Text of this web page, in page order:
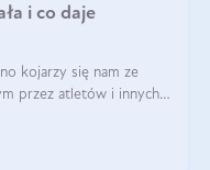
i co daje
kojarzy się nam ze
przez atletów i innych